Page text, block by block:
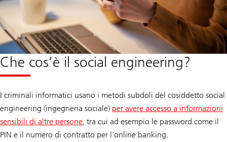
Che cos’è il social engineering?
I criminali informatici usano i metodi subdoli del cosiddetto social
engineering (ingegneria sociale) per avere accesso a informazioni
sensibili di altre persone, tra cui ad esempio le password come il
PIN e il numero di contratto per l’online banking.